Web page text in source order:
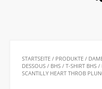
STARTSEITE / PRODUKTE /
DESSOUS / BHS / T-SHIRT BHS /
SCANTILLY HEART THROB